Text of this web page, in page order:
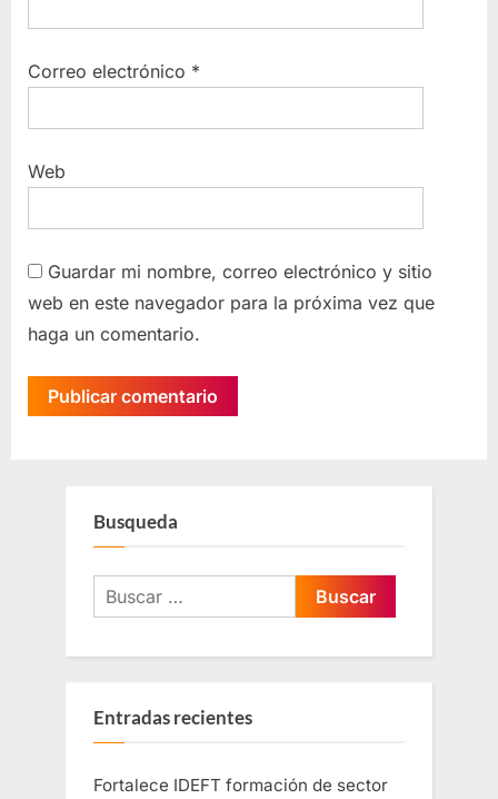
Correo electrónico *
Web
Guardar mi nombre, correo electrónico y sitio
web en este navegador para la próxima vez que
haga un comentario.
Busqueda
Entradas recientes
Fortalece IDEFT formación de sector